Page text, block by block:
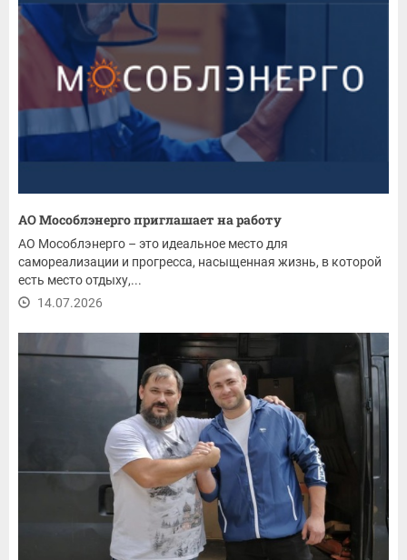
АО Мособлэнерго приглашает на работу
АО Мособлэнерго – это идеальное место для
самореализации и прогресса, насыщенная жизнь, в которой
есть место отдыху,...
14.07.2026